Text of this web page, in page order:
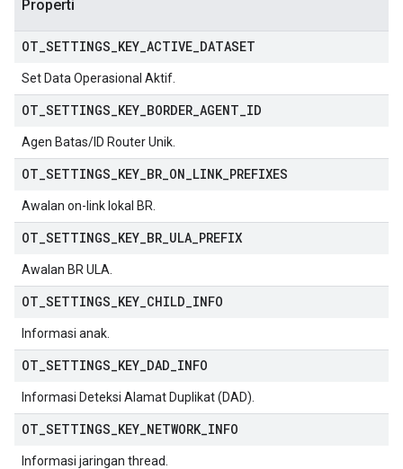
Properti
OT SETTINGS KEY ACTIVE DATASET
Set Data Operasional Aktif.
OT SETTINGS KEY BORDER AGENT ID
Agen Batas/ID Router Unik.
OT SETTINGS KEY BR ON LINK_ PREFIXES
Awalan on-link lokal BR.
OT SETTINGS KEY BR ULA PREFIX
Awalan BR ULA.
OT SETTINGS KEY CHILD INFO
Informasi anak.
OT SETTINGS KEY DAD INFO
Informasi Deteksi Alamat Duplikat (DAD).
OT SETTINGS KEY NETWORK_ INFO
Informasi jaringan thread.